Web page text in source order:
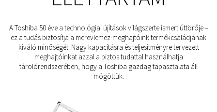
A Toshiba 50 éve a technológiai újítások világszerte ismert úttörője –
ez a tudás biztosítja a merevlemez-meghajtóink termékcsaládjának
kiváló minőségét. Nagy kapacitásra és teljesítményre tervezett
meghajtóinkat azzal a biztos tudattal használhatja
tárolórendszerében, hogy a Toshiba gazdag tapasztalata áll
mögöttük.